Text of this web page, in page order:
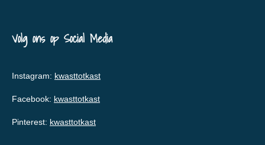
Volg ons op Social Media
Instagram: kwasttotkast
Facebook: kwasttotkast
Pinterest: kwasttotkast